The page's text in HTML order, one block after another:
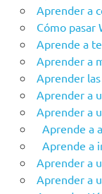
Aprender a
Cómo pasar
Aprende a
Aprender a
Aprender
Aprender a
Aprender a
Aprende a
Aprende a
Aprender a
Aprender a